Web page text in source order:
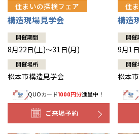
住まいの探検フェア
構造現場見学会
開催期間
8月22日(土)～31日(月)
開催場所
松本市構造見学会
QUOカード1000円分進呈中！
ご来場予約
住
構造
開催
9月1
開催
松本